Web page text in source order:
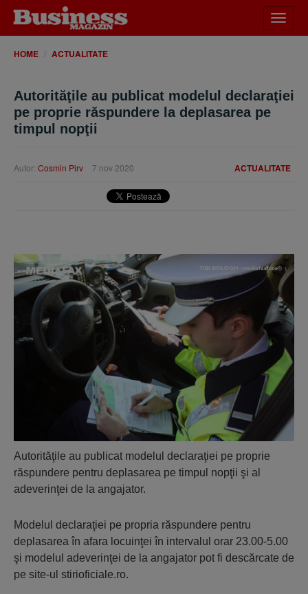
meniu
HOME ACTUALITATE
Autorităţile au publicat modelul declaraţiei
pe proprie răspundere la deplasarea pe
timpul nopţii
ACTUALITATE
Autor: Cosmin Pirv 7 nov 2020
Autorităţile au publicat modelul declaraţiei pe proprie
răspundere pentru deplasarea pe timpul nopţii şi al
adeverinţei de la angajator.
Modelul declaraţiei pe propria răspundere pentru
deplasarea în afara locuinţei în intervalul orar 23.00-5.00
şi modelul adeverinţei de la angajator pot fi descărcate de
pe site-ul stirioficiale.ro.